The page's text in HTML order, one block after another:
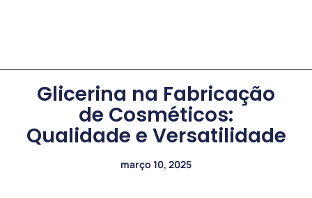
Glicerina na Fabricação
de Cosméticos:
Qualidade e Versatilidade
março 10, 2025